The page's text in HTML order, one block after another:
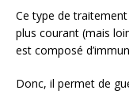
Ce type de
plus courant (mais
est composé
Donc, il permet de